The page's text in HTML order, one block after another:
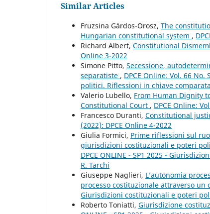
Similar Articles
Fruzsina Gárdos-Orosz, The
Hungarian constitutional system ,
Richard Albert, Constitutional
Online 3-2022
Simone Pitto, Secessione,
separatiste , DPCE Online: Vol. 66
politici. Riflessioni in chiave
Valerio Lubello, From Human Dignity
Constitutional Court , DPCE Online:
Francesco Duranti, Constitutional
(2022): DPCE Online 4-2022
Giulia Formici, Prime riflessioni sul
giurisdizioni costituzionali e poteri
DPCE ONLINE - SP1 2025 -
R. Tarchi
Giuseppe Naglieri, L’autonomia
processo costituzionale attraverso un
Giurisdizioni costituzionali e poteri
Roberto Toniatti, Giurisdizione